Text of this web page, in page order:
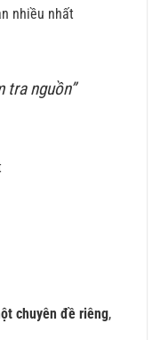
nhiều nhất
tra nguồn”
chuyên đề riêng,